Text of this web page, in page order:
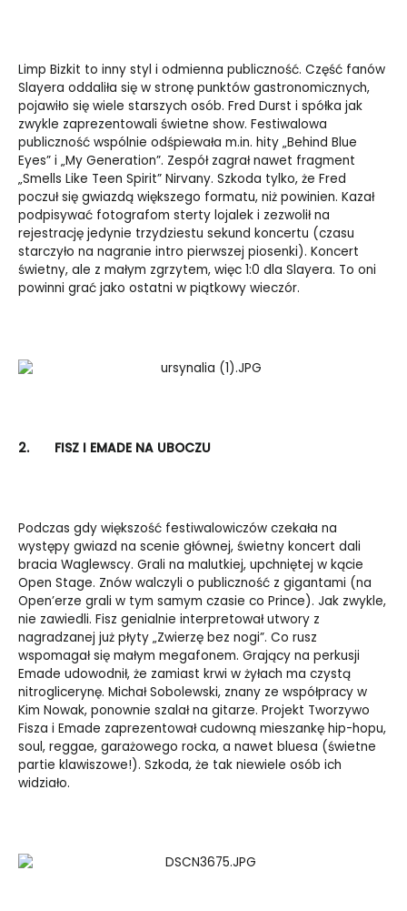
Limp Bizkit to inny styl i odmienna publiczność. Część fanów
Slayera oddaliła się w stronę punktów gastronomicznych,
pojawiło się wiele starszych osób. Fred Durst i spółka jak
zwykle zaprezentowali świetne show. Festiwalowa
publiczność wspólnie odśpiewała m.in. hity „Behind Blue
Eyes” i „My Generation”. Zespół zagrał nawet fragment
„Smells Like Teen Spirit” Nirvany. Szkoda tylko, że Fred
poczuł się gwiazdą większego formatu, niż powinien. Kazał
podpisywać fotografom sterty lojalek i zezwolił na
rejestrację jedynie trzydziestu sekund koncertu (czasu
starczyło na nagranie intro pierwszej piosenki). Koncert
świetny, ale z małym zgrzytem, więc 1:0 dla Slayera. To oni
powinni grać jako ostatni w piątkowy wieczór.
2. FISZ I EMADE NA UBOCZU
Podczas gdy większość festiwalowiczów czekała na
występy gwiazd na scenie głównej, świetny koncert dali
bracia Waglewscy. Grali na malutkiej, upchniętej w kącie
Open Stage. Znów walczyli o publiczność z gigantami (na
Open’erze grali w tym samym czasie co Prince). Jak zwykle,
nie zawiedli. Fisz genialnie interpretował utwory z
nagradzanej już płyty „Zwierzę bez nogi”. Co rusz
wspomagał się małym megafonem. Grający na perkusji
Emade udowodnił, że zamiast krwi w żyłach ma czystą
nitroglicerynę. Michał Sobolewski, znany ze współpracy w
Kim Nowak, ponownie szalał na gitarze. Projekt Tworzywo
Fisza i Emade zaprezentował cudowną mieszankę hip-hopu,
soul, reggae, garażowego rocka, a nawet bluesa (świetne
partie klawiszowe!). Szkoda, że tak niewiele osób ich
widziało.